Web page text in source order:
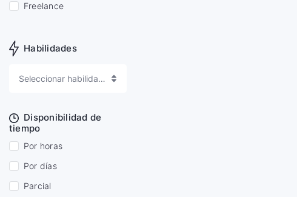
Freelance
Habilidades
Seleccionar habilidades
Disponibilidad de
tiempo
Por horas
Por días
Parcial